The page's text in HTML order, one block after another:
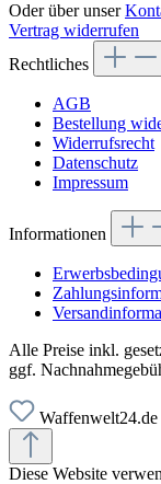
Oder über unser
Vertrag widerrufen
Rechtliches
AGB
Bestellung
Widerrufsrecht
Datenschutz
Impressum
Informationen
Alle Preise inkl.
ggf.
Waffenwelt24.de
Diese Website